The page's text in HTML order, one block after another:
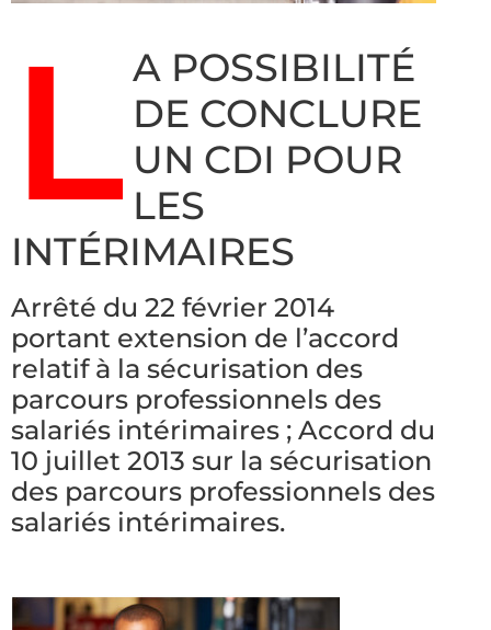
L A POSSIBILITÉ
DE CONCLURE
UN CDI POUR
LES
INTÉRIMAIRES
Arrêté du 22 février 2014
portant extension de l’accord
relatif à la sécurisation des
parcours professionnels des
salariés intérimaires ; Accord du
10 juillet 2013 sur la sécurisation
des parcours professionnels des
salariés intérimaires.